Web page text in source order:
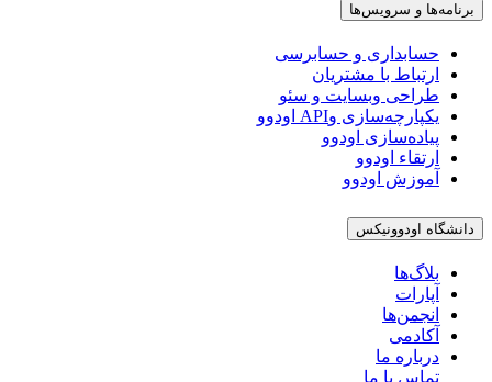
برنامه‌ها و سرویس‌ها
حسابداری و حسابرسی
ارتباط با مشتریان
طراحی وبسایت و سئو
یکپارچه‌سازی وAPI اودوو
پیاده‌سازی اودوو
ارتقاء اودوو
آموزش اودوو
دانشگاه اودوونیکس
بلاگ‌ها
آپارات
انجمن‌ها
آکادمی
درباره ما
تماس با ما